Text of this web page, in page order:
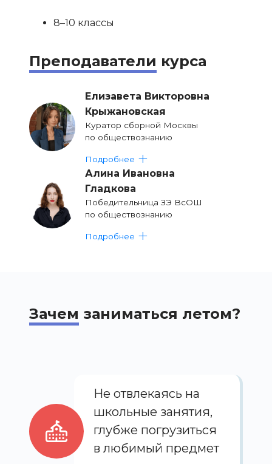
8–10 классы
Преподаватели курса
Елизавета Викторовна
Крыжановская
Куратор сборной Москвы
по обществознанию
Подробнее
Алина Ивановна
Гладкова
Победительница ЗЭ ВсОШ
по обществознанию
Подробнее
Зачем заниматься летом?
Не отвлекаясь на
школьные занятия,
глубже погрузиться
в любимый предмет